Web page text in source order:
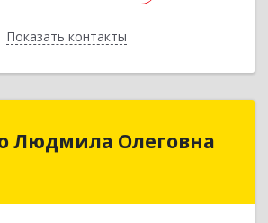
Показать контакты
Назад
Людмила Олеговна
г, П.Лумумбы ул, дом №